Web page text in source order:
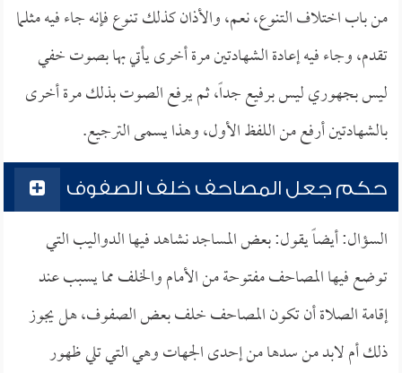
من باب اختلاف التنوع، نعم، والأذان كذلك تنوع فإنه جاء فيه مثلما
تقدم، وجاء فيه إعادة الشهادتين مرة أخرى يأتي بها بصوت خفي
ليس بجهوري ليس برفيع جداً، ثم يرفع الصوت بذلك مرة أخرى
بالشهادتين أرفع من اللفظ الأول، وهذا يسمى الترجيع.
حكم جعل المصاحف خلف الصفوف
السؤال: أيضاً يقول: بعض المساجد نشاهد فيها الدواليب التي
توضع فيها المصاحف مفتوحة من الأمام والخلف مما يسبب عند
إقامة الصلاة أن تكون المصاحف خلف بعض الصفوف، هل يجوز
ذلك أم لابد من سدها من إحدى الجهات وهي التي تلي ظهور